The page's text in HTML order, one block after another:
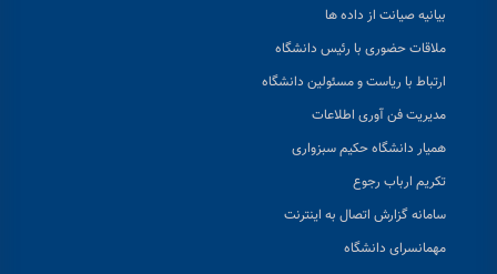
بیانیه صیانت از داده ها
ملاقات حضوری با رئیس دانشگاه
ارتباط با ریاست و مسئولین دانشگاه
مدیریت فن آوری اطلاعات
همیار دانشگاه حکیم سبزواری
تکریم ارباب رجوع
سامانه گزارش اتصال به اینترنت
مهمانسرای دانشگاه